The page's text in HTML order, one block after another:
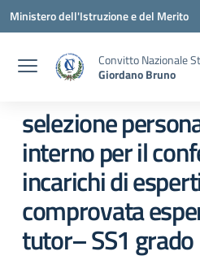
Vai ai contenuti
Vai al menu di navigazione
Vai al footer
Ministero dell'Istruzione e del Merito
Convitto Nazionale
Giordano Bruno
selezione
interno per il
incarichi di
comprovata
tutor– SS1 grado